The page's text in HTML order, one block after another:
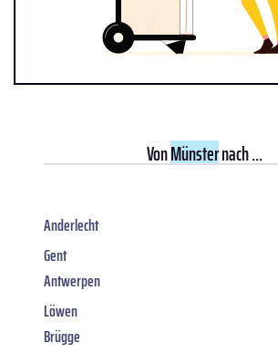
VonMünsternach ...
Anderlecht
Gent
Antwerpen
Löwen
Brügge